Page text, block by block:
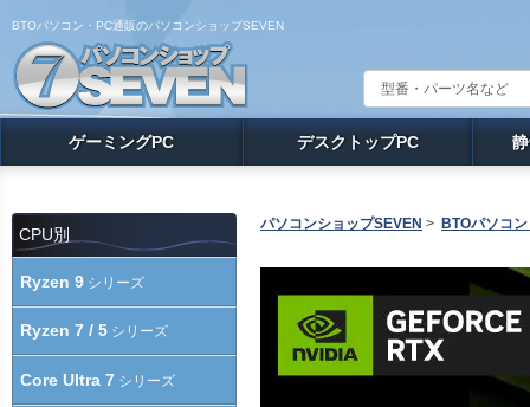
BTOパソコン・PC通販のパソコンショップSEVEN
ゲーミングPC デスクトップPC
パソコンショップSEVEN > BTOパソコ
CPU別
Ryzen 9 シリーズ
Ryzen 7 / 5 シリーズ
Core Ultra 7 シリーズ